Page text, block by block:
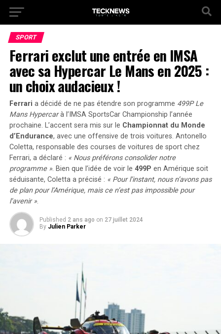
SPORT
Ferrari exclut une entrée en IMSA
avec sa Hypercar Le Mans en 2025 :
un choix audacieux !
Ferrari a décidé de ne pas étendre son programme 499P Le
Mans Hypercarà l’IMSA SportsCar Championship l’année
prochaine. L’accent sera mis sur le Championnat du Monde
d’Endurance, avec une offensive de trois voitures. Antonello
Coletta, responsable des courses de voitures de sport chez
Ferrari, a déclaré : « Nous préférons consolider notre
programme ». Bien que l’idée de voir le 499P en Amérique soit
séduisante, Coletta a précisé : « Pour l’instant, nous n’avons pas
de plan pour l’Amérique, mais ce n’est pas impossible pour
l’avenir ».
Published 2 ans ago on 27 juillet 2024
By Julien Parker